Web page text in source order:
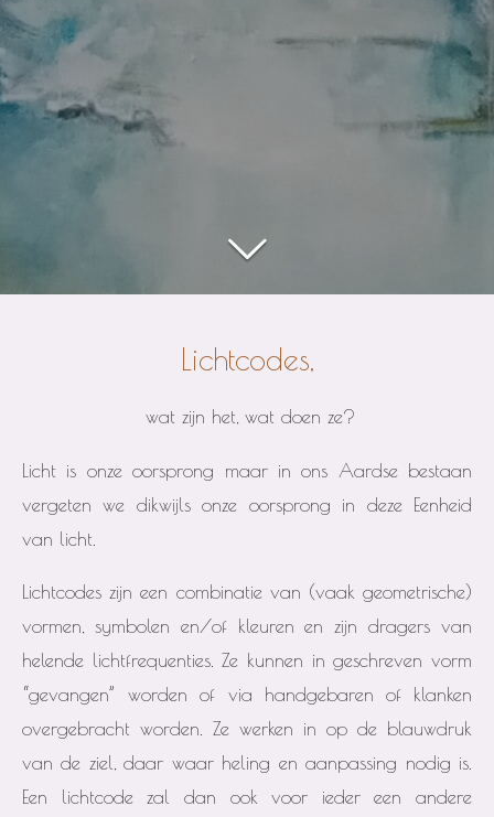
Lichtcodes,
wat zijn het, wat doen ze?
Licht is onze oorsprong maar in ons Aardse bestaan
vergeten we dikwijls onze oorsprong in deze Eenheid
van licht.
Lichtcodes zijn een combinatie van (vaak geometrische)
vormen, symbolen en/of kleuren en zijn dragers van
helende lichtfrequenties. Ze kunnen in geschreven vorm
“gevangen” worden of via handgebaren of klanken
overgebracht worden. Ze werken in op de blauwdruk
van de ziel, daar waar heling en aanpassing nodig is.
Een lichtcode zal dan ook voor ieder een andere